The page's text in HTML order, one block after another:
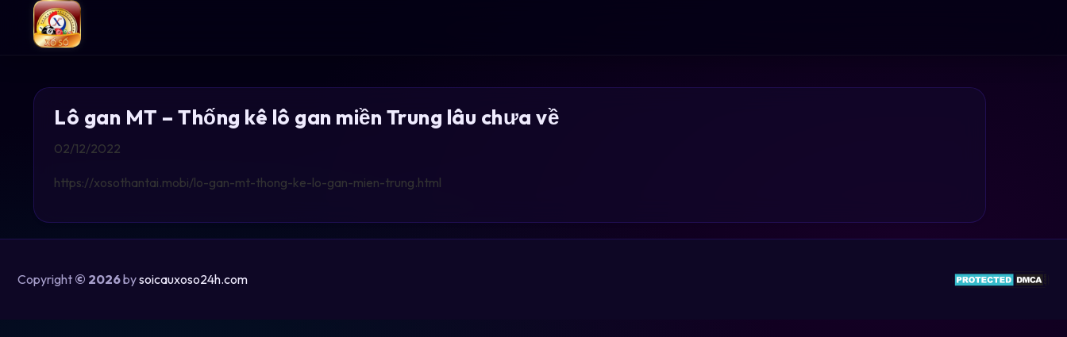
Lô gan MT – Thống kê lô gan miền Trung lâu chưa về
02/12/2022
https://xosothantai.mobi/lo-gan-mt-thong-ke-lo-gan-mien-trung.html
Copyright © 2026bysoicauxoso24h.com